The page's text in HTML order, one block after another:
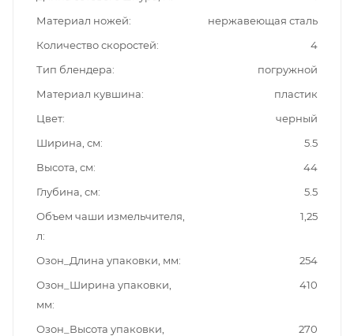
Материал ножей
нержавеющая сталь
Количество скоростей
4
Тип блендера
погружной
Материал кувшина
пластик
Цвет
черный
Ширина, см
5.5
Высота, см
44
Глубина, см
5.5
Объем чаши измельчителя,
л
1,25
Озон_Длина упаковки, мм
254
Озон_Ширина упаковки,
мм
410
Озон_Высота упаковки,
270